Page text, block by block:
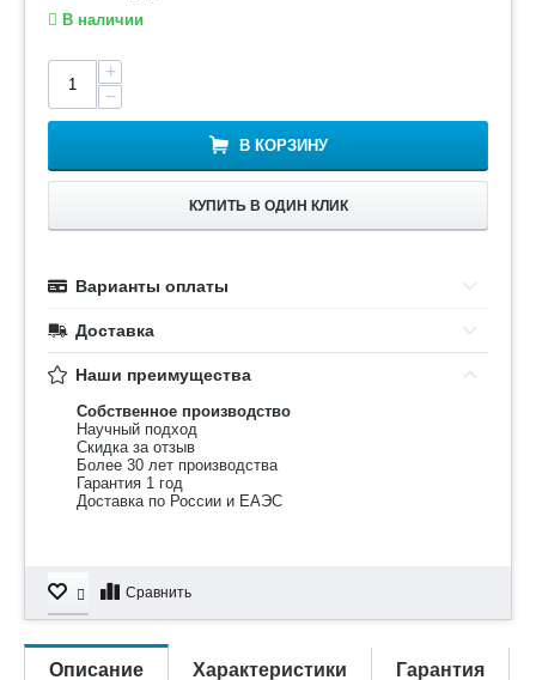
В наличии
+
−
В КОРЗИНУ
КУПИТЬ В ОДИН КЛИК
Варианты оплаты
Доставка
Наши преимущества
Собственное производство
Научный подход
Скидка за отзыв
Более 30 лет производства
Гарантия 1 год
Доставка по России и ЕАЭС
Сравнить
Описание Характеристики Гарантия